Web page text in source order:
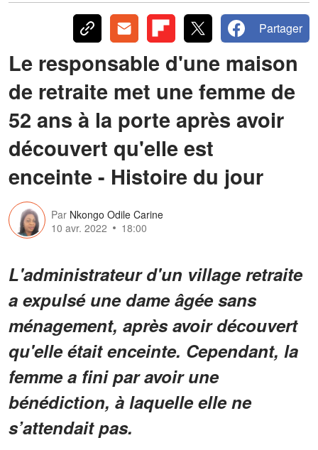
Partager
Le responsable d'une maison
de retraite met une femme de
52 ans à la porte après avoir
découvert qu'elle est
enceinte - Histoire du jour
Par Nkongo Odile Carine
10 avr. 2022
18:00
L'administrateur d'un village retraite
a expulsé une dame âgée sans
ménagement, après avoir découvert
qu'elle était enceinte. Cependant, la
femme a fini par avoir une
bénédiction, à laquelle elle ne
s’attendait pas.